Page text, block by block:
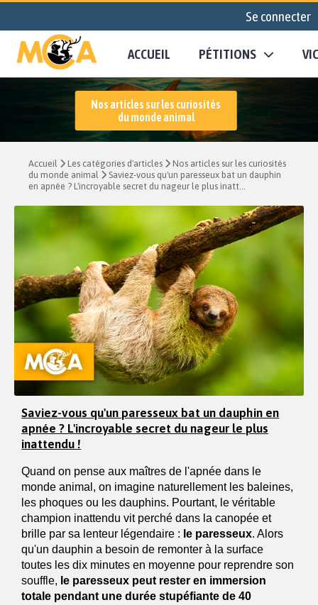
Se connecter
ACCUEIL PÉTITIONS
Nos articles sur les curiosités
du monde animal
Accueil Les catégories d'articles
Nos articles sur les curiosités
du monde animal
Saviez-vous qu'un paresseux bat un dauphin
en apnée ? L'incroyable secret du nageur le plus inatt...
Saviez-vous qu'un paresseux bat un dauphin en
apnée ? L'incroyable secret du nageur le plus
inattendu !
Quand on pense aux maîtres de l'apnée dans le
monde animal, on imagine naturellement les baleines,
les phoques ou les dauphins. Pourtant, le véritable
champion inattendu vit perché dans la canopée et
brille par sa lenteur légendaire : le paresseux. Alors
qu'un dauphin a besoin de remonter à la surface
toutes les dix minutes en moyenne pour reprendre son
souffle, le paresseux peut rester en immersion
totale pendant une durée stupéfiante de 40